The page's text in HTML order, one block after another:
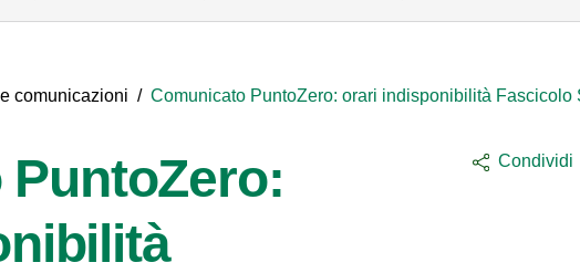
comunicazioni / Comunicato PuntoZero: orari indisponibilità Fascicolo
Condividi